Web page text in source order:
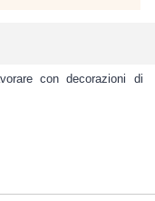
con decorazioni di